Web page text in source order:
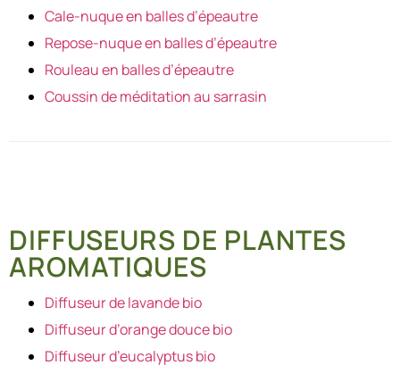
Cale-nuque en balles d’épeautre
Repose-nuque en balles d’épeautre
Rouleau en balles d’épeautre
Coussin de méditation au sarrasin
DIFFUSEURS DE PLANTES
AROMATIQUES
Diffuseur de lavande bio
Diffuseur d’orange douce bio
Diffuseur d’eucalyptus bio